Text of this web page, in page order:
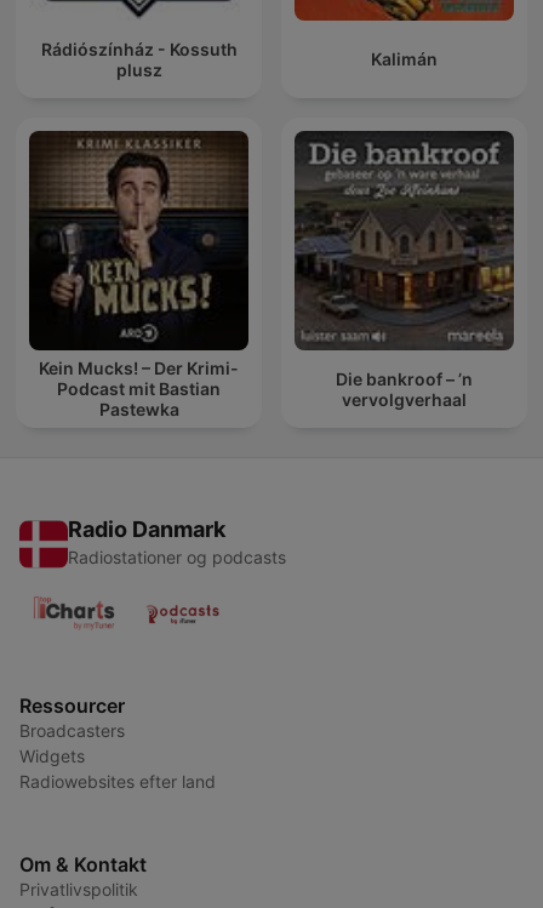
Rádiószínház - Kossuth
plusz
Kalimán
Kein Mucks! – Der Krimi-
Podcast mit Bastian
Pastewka
Die bankroof – ’n
vervolgverhaal
Radio Danmark
Radiostationer og podcasts
Ressourcer
Broadcasters
Widgets
Radiowebsites efter land
Om & Kontakt
Privatlivspolitik